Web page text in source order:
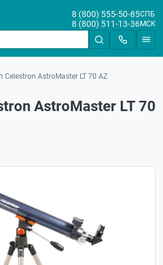
8 (800) 555-50-85СПБ
8 (800) 511-13-36МСК
Celestron AstroMaster LT 70 AZ
AstroMaster LT 70